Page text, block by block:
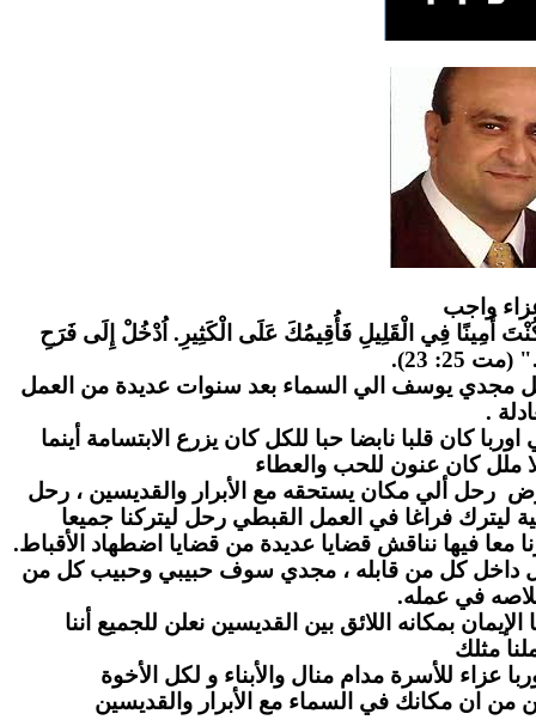
واجب
أَمِينًا فِي الْقَلِيلِ فَأُقِيمُكَ عَلَى الْكَثِيرِ. اُدْخُلْ إِلَى فَرَحِ
25: 23).
مجدي يوسف الي السماء بعد سنوات عديدة من العمل
.
كان قلبا نابضا حبا للكل كان يزرع الابتسامة أينما
ملل كان عنون للحب والعطاء
رحل ألي مكان يستحقه مع الأبرار والقديسين ، رحل
ليترك فراغا في العمل القبطي رحل ليتركنا جميعا
فيها نناقش قضايا عديدة من قضايا اضطهاد الأقباط.
داخل كل من قابله ، مجدي سوف حبيبي وحبيب كل من
في عمله.
بمكانه اللائق بين القديسين نعلن للجميع أننا
مثلك
عزاء للأسرة مدام منال والأبناء و لكل الأخوة
من ان مكانك في السماء مع الأبرار والقديسين